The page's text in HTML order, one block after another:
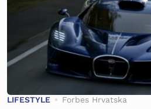
LIFESTYLE Forbes Hrvatska